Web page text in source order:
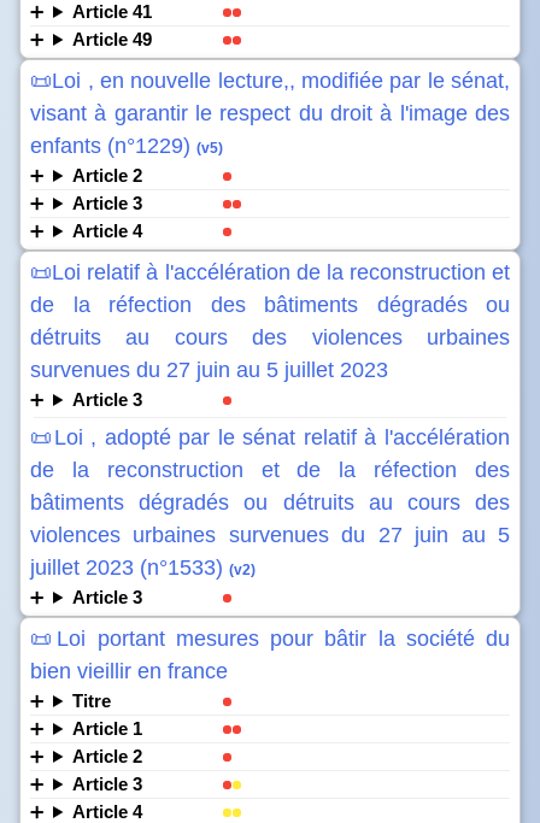
Article 41
Article 49
📜Loi , en nouvelle lecture,, modifiée par le sénat,
visant à garantir le respect du droit à l'image des
enfants (n°1229) (v5)
Article 2
Article 3
Article 4
📜Loi relatif à l'accélération de la reconstruction et
de la réfection des bâtiments dégradés ou
détruits au cours des violences urbaines
survenues du 27 juin au 5 juillet 2023
Article 3
📜Loi , adopté par le sénat relatif à l'accélération
de la reconstruction et de la réfection des
bâtiments dégradés ou détruits au cours des
violences urbaines survenues du 27 juin au 5
juillet 2023 (n°1533) (v2)
Article 3
📜Loi portant mesures pour bâtir la société du
bien vieillir en france
Titre
Article 1
Article 2
Article 3
Article 4